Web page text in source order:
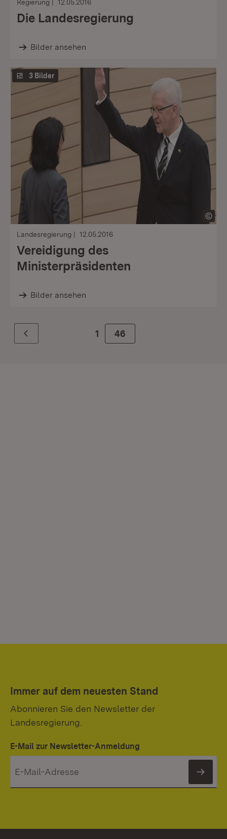
Regierung 12.05.2016
Die Landesregierung
Bilder ansehen
3 Bilder
Landesregierung 12.05.2016
Vereidigung des
Ministerpräsidenten
Bilder ansehen
Zurück 1 Zur Seite
46
Immer auf dem neuesten Stand
Abonnieren Sie den Newsletter der
Landesregierung.
E-Mail zur Newsletter-Anmeldung